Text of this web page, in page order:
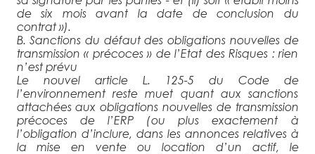
de six mois avant la date de conclusion du
contrat»).
B. Sanctions du défaut des obligations nouvelles de
transmission « précoces » de l’Etat des Risques : rien
n’est prévu
Le nouvel article L. 125-5 du Code de
l’environnement reste muet quant aux sanctions
attachées aux obligations nouvelles de transmission
précoces de l’ERP (ou plus exactement à
l’obligation d’inclure, dans les annonces relatives à
la mise en vente ou location d’un actif, le